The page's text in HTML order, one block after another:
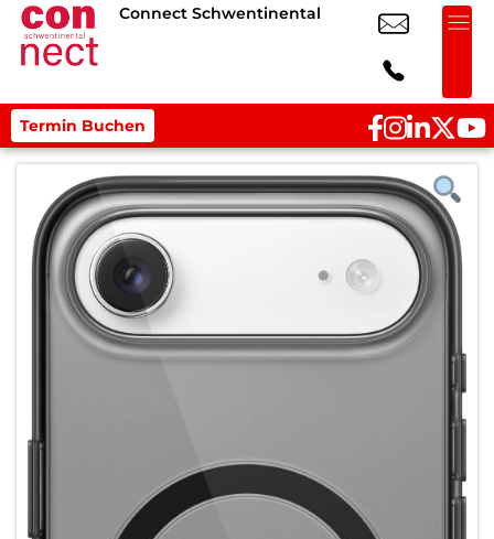
Connect Schwentinental
Termin Buchen